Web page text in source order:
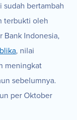
sudah bertambah
terbukti oleh
Bank Indonesia,
, nilai
meningkat
sebelumnya.
per Oktober